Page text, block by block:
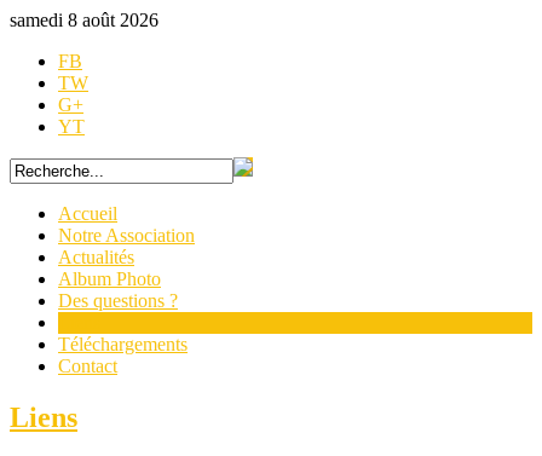
samedi 8 août 2026
FB
TW
G+
YT
Accueil
Notre Association
Actualités
Album Photo
Des questions ?
Téléchargements
Contact
Liens